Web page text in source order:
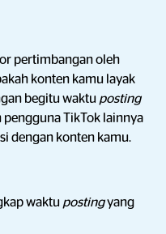
pertimbangan oleh
konten kamu layak
begitu waktu posting
TikTok lainnya
dengan konten kamu.
waktu postingyang